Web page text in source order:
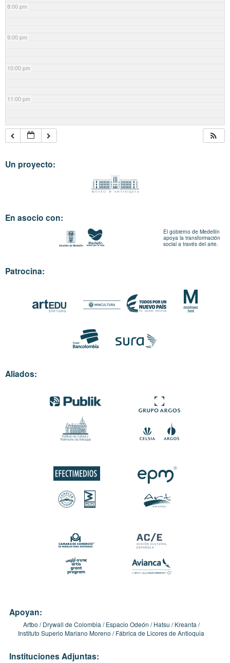
8:00 pm
9:00 pm
10:00 pm
11:00 pm
Un proyecto:
En asocio con:
El gobierno de Medellín
apoya la transformación
social a través del arte.
Patrocina:
Aliados:
Apoyan:
Artbo Drywall de Colombia Espacio Odeón Hatsu
Kreanta
Instituto Superio Mariano Moreno
Fábrica de Licores de Antioquia
Instituciones Adjuntas: